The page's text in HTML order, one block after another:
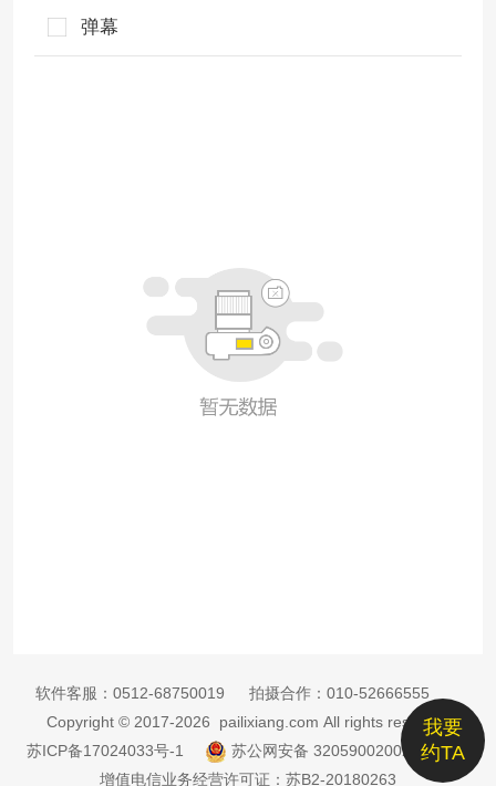
弹幕
我要
约TA
软件客服： 0512-68750019 拍摄合作： 010-52666555
Copyright © 2017-2026 pailixiang.com All rights reserved
苏ICP备17024033号-1
苏公网安备 32059002002885号
增值电信业务经营许可证：苏B2-20180263